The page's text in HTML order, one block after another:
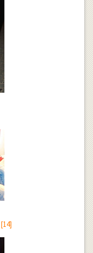
[14]